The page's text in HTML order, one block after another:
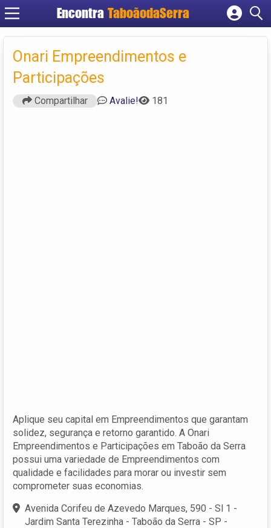
Encontra TaboãodaSerra
Cadastrar empresa
Criar conta
Onari Empreendimentos e
Participações
Compartilhar Avalie! 181
Aplique seu capital em Empreendimentos que garantam
solidez, segurança e retorno garantido. A Onari
Empreendimentos e Participações em Taboão da Serra
possui uma variedade de Empreendimentos com
qualidade e facilidades para morar ou investir sem
comprometer suas economias.
Avenida Corifeu de Azevedo Marques, 590 - Sl 1 -
Jardim Santa Terezinha - Taboão da Serra - SP -